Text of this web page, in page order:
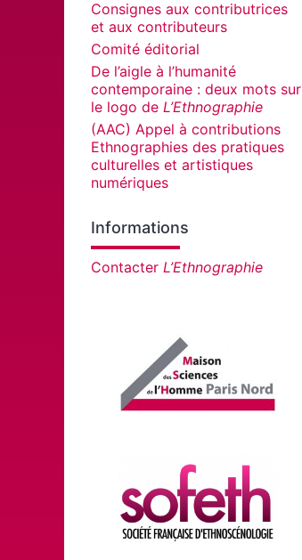
Consignes aux contributrices
et aux contributeurs
Comité éditorial
De l’aigle à l’humanité
contemporaine : deux mots sur
le logo de L’Ethnographie
(AAC) Appel à contributions
Ethnographies des pratiques
culturelles et artistiques
numériques
Informations
Contacter L’Ethnographie
Affiliations/partenaires